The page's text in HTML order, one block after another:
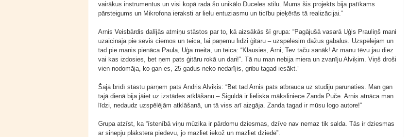
vairākus instrumentus un visi kopā rada šo unikālo Duceles stilu. Mums šis projekts bija patīkams
pārsteigums un Mikrofona ieraksti ar lielu entuziasmu un ticību pieķērās tā realizācijai.”
Arnis Veisbārdis dalījās atmiņu stāstos par to, kā aizsākās šī grupa: “Pagājušā vasarā Uģis Prauliņš mani
uzaicināja pie sevis ciemos un teica, lai paņemu līdzi ģitāru – uzspēlēsim dažus gabalus. Uzspēlējām un
tad pie manis pienāca Paula, Uģa meita, un teica: “Klausies, Arni, Tev taču sanāk! Ar manu tēvu jau diez
vai kas izdosies, bet ņem pats ģitāru rokā un dari!”. Tā nu man nebija miera un zvanīju Alviķim. Viņš droši
vien nodomāja, ko gan es, 25 gadus neko nedarījis, gribu tagad iesākt.”
Šajā brīdī stāstu pārņem pats Andris Alviķis: “Bet tad Arnis pats atbrauca uz studiju parunāties. Man gan
tajā dienā bija jāiet uz izstādes atklāšanu – Siguldā ir lieliska māksliniece Zanda Puče. Arnis atnāca man
līdzi, nedaudz uzspēlējām atklāšanā, un tā viss arī aizgāja. Zanda tagad ir mūsu logo autore!”
Grupa atzīst, ka “īstenībā viņu mūzika ir pārdomu dziesmas, dzīve nav nemaz tik salda. Tās ir dziesmas
ar sinepju plākstera piedevu, jo mazliet iekož un mazliet dziedē”.